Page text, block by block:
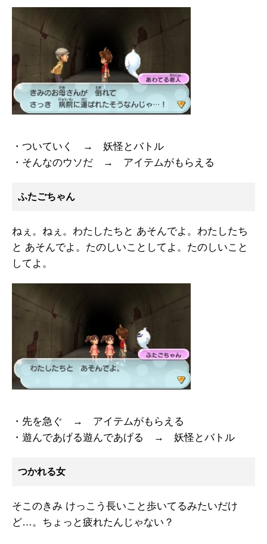
・ついていく → 妖怪とバトル
・そんなのウソだ → アイテムがもらえる
ふたごちゃん
ねぇ。ねぇ。わたしたちと あそんでよ。わたしたち
と あそんでよ。たのしいことしてよ。たのしいこと
してよ。
・先を急ぐ → アイテムがもらえる
・遊んであげる遊んであげる → 妖怪とバトル
つかれる女
そこのきみ けっこう長いこと歩いてるみたいだけ
ど…。ちょっと疲れたんじゃない？